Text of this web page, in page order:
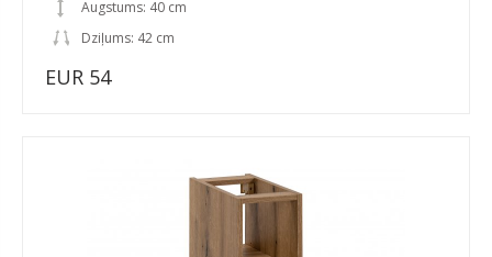
Augstums: 40 cm
Dziļums: 42 cm
EUR 54